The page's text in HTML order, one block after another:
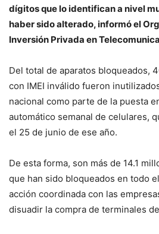
dígitos que lo identifican a nivel
haber sido alterado, informó el
Inversión Privada en
Del total de aparatos bloqueados,
con IMEI inválido fueron
nacional como parte de la puesta
automático semanal de celulares,
el 25 de junio de ese año.
De esta forma, son más de 14.1
que han sido bloqueados en todo
acción coordinada con las
disuadir la compra de terminales